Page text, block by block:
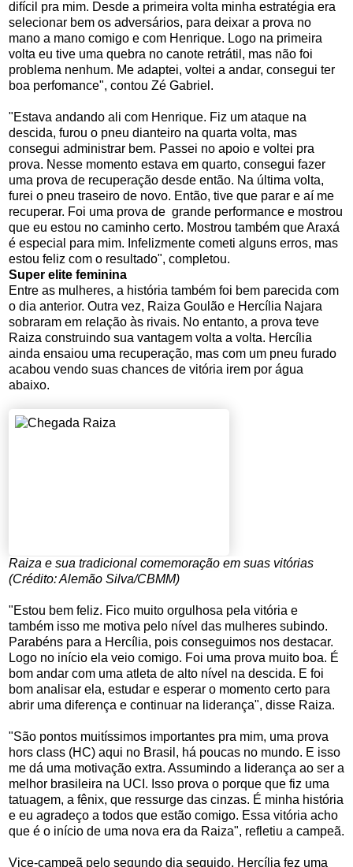
difícil pra mim. Desde a primeira volta minha estratégia era
selecionar bem os adversários, para deixar a prova no
mano a mano comigo e com Henrique. Logo na primeira
volta eu tive uma quebra no canote retrátil, mas não foi
problema nenhum. Me adaptei, voltei a andar, consegui ter
boa perfomance", contou Zé Gabriel.
"Estava andando ali com Henrique. Fiz um ataque na
descida, furou o pneu dianteiro na quarta volta, mas
consegui administrar bem. Passei no apoio e voltei pra
prova. Nesse momento estava em quarto, consegui fazer
uma prova de recuperação desde então. Na última volta,
furei o pneu traseiro de novo. Então, tive que parar e aí me
recuperar. Foi uma prova de grande performance e mostrou
que eu estou no caminho certo. Mostrou também que Araxá
é especial para mim. Infelizmente cometi alguns erros, mas
estou feliz com o resultado", completou.
Super elite feminina
Entre as mulheres, a história também foi bem parecida com
o dia anterior. Outra vez, Raiza Goulão e Hercília Najara
sobraram em relação às rivais. No entanto, a prova teve
Raiza construindo sua vantagem volta a volta. Hercília
ainda ensaiou uma recuperação, mas com um pneu furado
acabou vendo suas chances de vitória irem por água
abaixo.
Raiza e sua tradicional comemoração em suas vitórias
(Crédito: Alemão Silva/CBMM)
"Estou bem feliz. Fico muito orgulhosa pela vitória e
também isso me motiva pelo nível das mulheres subindo.
Parabéns para a Hercília, pois conseguimos nos destacar.
Logo no início ela veio comigo. Foi uma prova muito boa. É
bom andar com uma atleta de alto nível na descida. E foi
bom analisar ela, estudar e esperar o momento certo para
abrir uma diferença e continuar na liderança", disse Raiza.
"São pontos muitíssimos importantes pra mim, uma prova
hors class (HC) aqui no Brasil, há poucas no mundo. E isso
me dá uma motivação extra. Assumindo a liderança ao ser a
melhor brasileira na UCI. Isso prova o porque que fiz uma
tatuagem, a fênix, que ressurge das cinzas. É minha história
e eu agradeço a todos que estão comigo. Essa vitória acho
que é o início de uma nova era da Raiza", refletiu a campeã.
Vice-campeã pelo segundo dia seguido, Hercília fez uma